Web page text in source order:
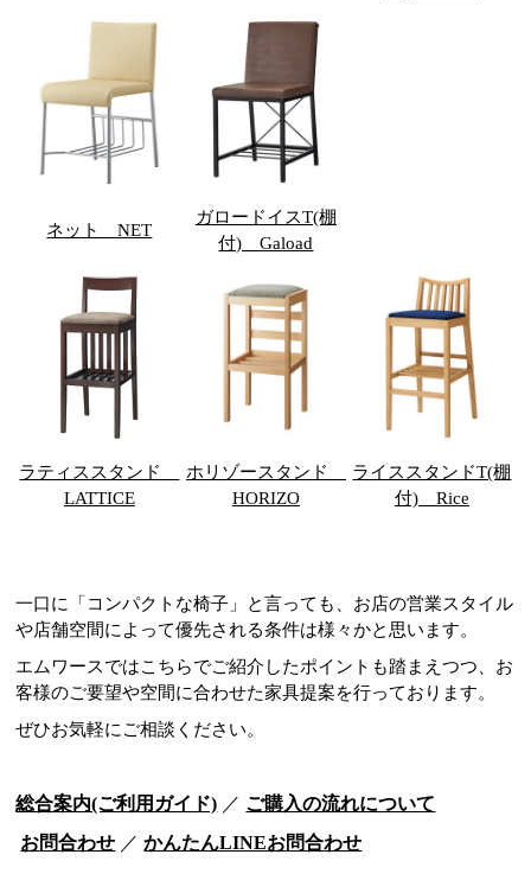
ネット NET
ガロードイスT(棚
付) Gaload
ラティススタンド
LATTICE
ホリゾースタンド
HORIZO
ライススタンドT(棚
付) Rice
一口に「コンパクトな椅子」と言っても、お店の営業スタイル
や店舗空間によって優先される条件は様々かと思います。
エムワースではこちらでご紹介したポイントも踏まえつつ、お
客様のご要望や空間に合わせた家具提案を行っております。
ぜひお気軽にご相談ください。
総合案内(ご利用ガイド) ／ ご購入の流れについて
お問合わせ ／かんたんLINEお問合わせ